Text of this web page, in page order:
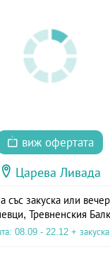
виж офертата
Царева Ливада
със закуска или
Тревненския
08.09 - 22.12 + закуска